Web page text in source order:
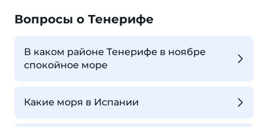
Вопросы о Тенерифе
В каком районе Тенерифе в ноябре
спокойное море
Какие моря в Испании